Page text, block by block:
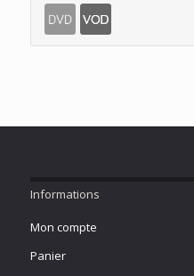
Informations
Mon compte
Panier